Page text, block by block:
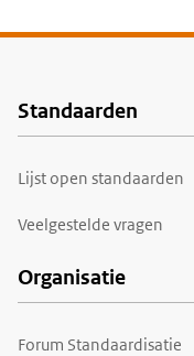
Voet
Standaarden
Lijst open standaarden
Veelgestelde vragen
Organisatie
Forum Standaardisatie